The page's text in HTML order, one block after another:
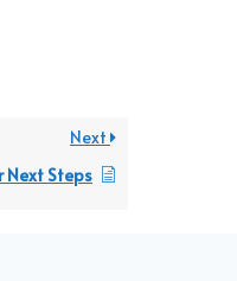
Next
Next Steps